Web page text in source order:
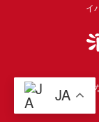
イ
JA